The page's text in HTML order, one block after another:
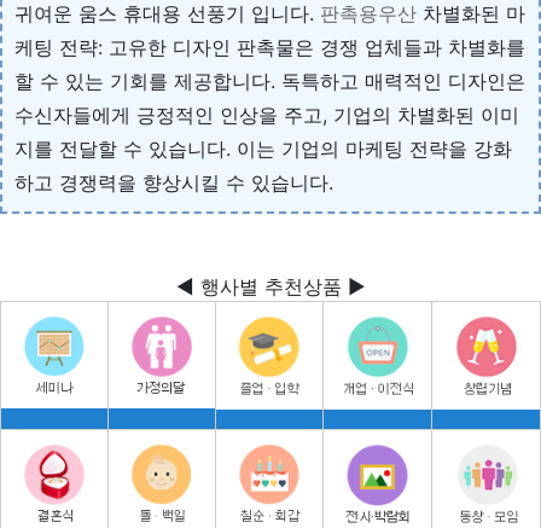
귀여운 움스 휴대용 선풍기 입니다. 판촉용우산 차별화된 마
케팅 전략: 고유한 디자인 판촉물은 경쟁 업체들과 차별화를
할 수 있는 기회를 제공합니다. 독특하고 매력적인 디자인은
수신자들에게 긍정적인 인상을 주고, 기업의 차별화된 이미
지를 전달할 수 있습니다. 이는 기업의 마케팅 전략을 강화
하고 경쟁력을 향상시킬 수 있습니다.
◀ 행사별 추천상품 ▶